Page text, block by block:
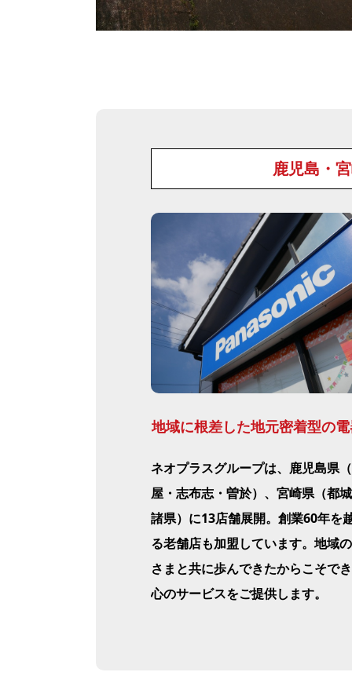
鹿児島・
地域に根差した地元密着型の
ネオプラスグループは、鹿児島県
屋・志布志・曽於）、宮崎県（都
諸県）に13店舗展開。創業60年を
る老舗店も加盟しています。地域
さまと共に歩んできたからこそで
心のサービスをご提供します。